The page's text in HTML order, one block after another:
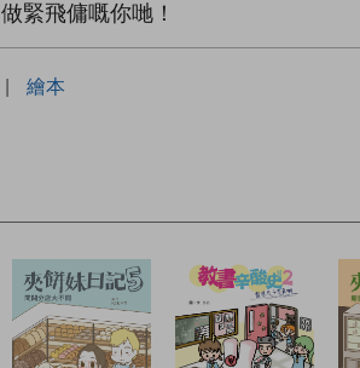
緊飛傭嘅你哋！
| 繪本